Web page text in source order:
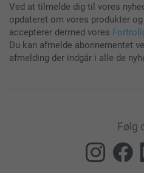
Ved at tilmelde dig til vores
opdateret om vores produkter
accepterer dermed vores
Du kan afmelde abonnementet
afmelding der indgår i alle de
Følg